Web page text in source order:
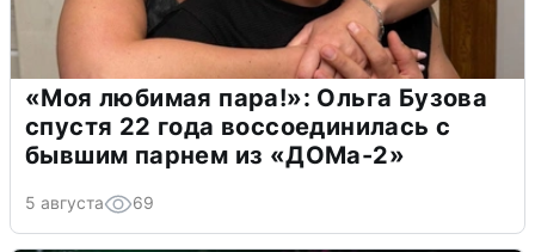
«Моя любимая пара!»: Ольга Бузова
спустя 22 года воссоединилась с
бывшим парнем из «ДОМа-2»
5 августа 69